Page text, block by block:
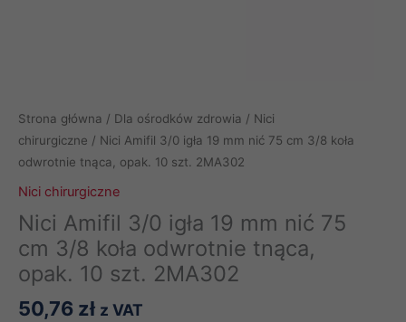
Strona główna / Dla ośrodków zdrowia / Nici
chirurgiczne / Nici Amifil 3/0 igła 19 mm nić 75 cm 3/8 koła
odwrotnie tnąca, opak. 10 szt. 2MA302
Nici chirurgiczne
Nici Amifil 3/0 igła 19 mm nić 75
cm 3/8 koła odwrotnie tnąca,
opak. 10 szt. 2MA302
50,76 zł z VAT